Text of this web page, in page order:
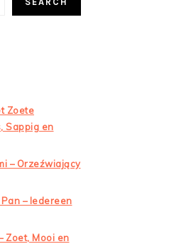
Zoete
Sappig en
– Orzeźwiający
– Iedereen
Zoet, Mooi en